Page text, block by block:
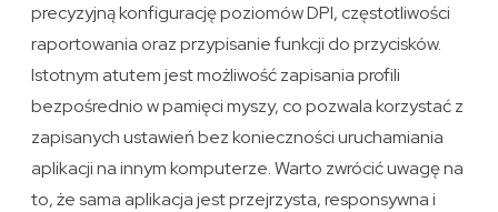
precyzyjną konfigurację poziomów DPI, częstotliwości
raportowania oraz przypisanie funkcji do przycisków.
Istotnym atutem jest możliwość zapisania profili
bezpośrednio w pamięci myszy, co pozwala korzystać z
zapisanych ustawień bez konieczności uruchamiania
aplikacji na innym komputerze. Warto zwrócić uwagę na
to, że sama aplikacja jest przejrzysta, responsywna i